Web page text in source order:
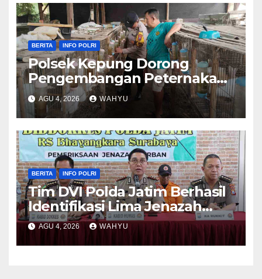
BERITA INFO POLRI
Polsek Kepung Dorong
Pengembangan Peternakan
Kelinci untuk Ketahanan
Pangan
AGU 4, 2026 WAHYU
BERITA INFO POLRI
Tim DVI Polda Jatim Berhasil
Identifikasi Lima Jenazah
Korban KM Mutiara Sentosa II
AGU 4, 2026 WAHYU